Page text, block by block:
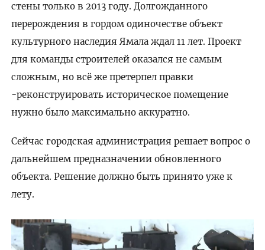
стены только в 2013 году. Долгожданного
перерождения в гордом одиночестве объект
культурного наследия Ямала ждал 11 лет. Проект
для команды строителей оказался не самым
сложным, но всё же претерпел правки
-реконструировать историческое помещение
нужно было максимально аккуратно.
Сейчас городская администрация решает вопрос о
дальнейшем предназначении обновленного
объекта. Решение должно быть принято уже к
лету.